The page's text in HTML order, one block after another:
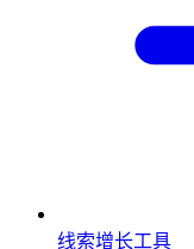
线索增长工具